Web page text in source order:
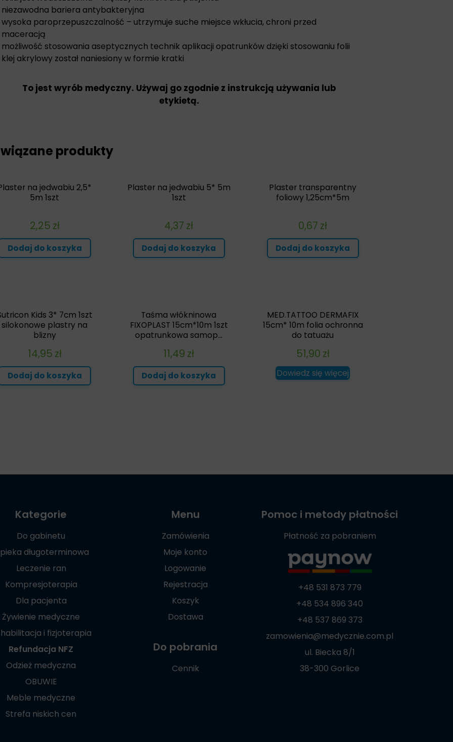
niezawodna bariera antybakteryjna
wysoka paroprzepuszczalność – utrzymuje suche miejsce wkłucia, chroni przed
maceracją
możliwość stosowania aseptycznych technik aplikacji opatrunków dzięki stosowaniu folii
klej akrylowy został naniesiony w formie kratki
To jest wyrób medyczny. Używaj go zgodnie z instrukcją używania lub
etykietą.
produkty
na jedwabiu 2,5*
5m 1szt
2,25 zł
Dodaj do koszyka
Plaster na jedwabiu 5* 5m
1szt
4,37 zł
Dodaj do koszyka
Plaster transparentny
foliowy 1,25cm*5m
0,67 zł
Dodaj do koszyka
Kids 3* 7cm 1szt
silokonowe plastry na
blizny
14,95 zł
Dodaj do koszyka
Taśma włókninowa
FIXOPLAST 15cm*10m 1szt
opatrunkowa samop...
11,49 zł
Dodaj do koszyka
MED.TATTOO DERMAFIX
15cm* 10m folia ochronna
do tatuażu
51,90 zł
Dowiedz się więcej
Kategorie
Do gabinetu
długoterminowa
Leczenie ran
Kompresjoterapia
Dla pacjenta
Żywienie medyczne
i fizjoterapia
Refundacja NFZ
Odzież medyczna
OBUWIE
Meble medyczne
Strefa niskich cen
Menu
Zamówienia
Moje konto
Logowanie
Rejestracja
Koszyk
Dostawa
Do pobrania
Cennik
Pomoc i metody płatności
Płatność za pobraniem
+48 531 873 779
+48 534 896 340
+48 537 869 373
zamowienia@medycznie.com.pl
ul. Biecka 8/1
38-300 Gorlice